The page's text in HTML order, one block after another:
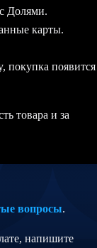
Долями.
карты.
покупка появится
товара и за
вопросы.
напишите